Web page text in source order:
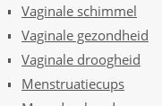
Vaginale schimmel
Vaginale gezondheid
Vaginale droogheid
Menstruatiecups